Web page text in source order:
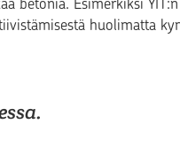
betonia. Esimerkiksi
huolimatta